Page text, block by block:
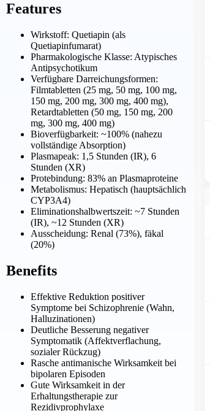
Features
Wirkstoff: Quetiapin (als
Quetiapinfumarat)
Pharmakologische Klasse: Atypisches
Antipsychotikum
Verfügbare Darreichungsformen:
Filmtabletten (25 mg, 50 mg, 100 mg,
150 mg, 200 mg, 300 mg, 400 mg),
Retardtabletten (50 mg, 150 mg, 200
mg, 300 mg, 400 mg)
Bioverfügbarkeit: ~100% (nahezu
vollständige Absorption)
Plasmapeak: 1,5 Stunden (IR), 6
Stunden (XR)
Protebindung: 83% an Plasmaproteine
Metabolismus: Hepatisch (hauptsächlich
CYP3A4)
Eliminationshalbwertszeit: ~7 Stunden
(IR), ~12 Stunden (XR)
Ausscheidung: Renal (73%), fäkal
(20%)
Benefits
Effektive Reduktion positiver
Symptome bei Schizophrenie (Wahn,
Halluzinationen)
Deutliche Besserung negativer
Symptomatik (Affektverflachung,
sozialer Rückzug)
Rasche antimanische Wirksamkeit bei
bipolaren Episoden
Gute Wirksamkeit in der
Erhaltungstherapie zur
Rezidivprophylaxe